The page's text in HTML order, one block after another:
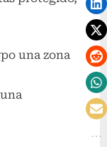
una zona